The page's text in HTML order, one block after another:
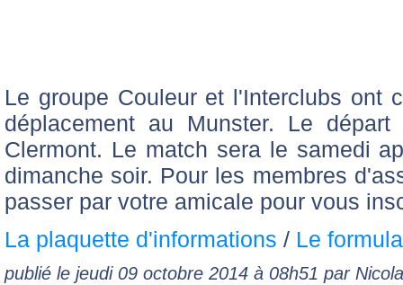
Le groupe Couleur et l'Interclubs ont
déplacement au Munster. Le
Clermont. Le match sera le samedi
dimanche soir. Pour les membres
passer par votre amicale pour vous
La plaquette d'informations / Le
publié le jeudi 09 octobre 2014 à 08h51 par